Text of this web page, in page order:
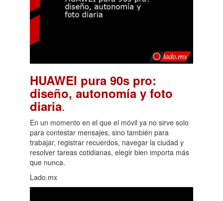
HUAWEI pura 90s pro:
diseño, autonomía y foto
diaria.
En un momento en el que el móvil ya no sirve solo
para contestar mensajes, sino también para
trabajar, registrar recuerdos, navegar la ciudad y
resolver tareas cotidianas, elegir bien importa más
que nunca.
Lado.mx